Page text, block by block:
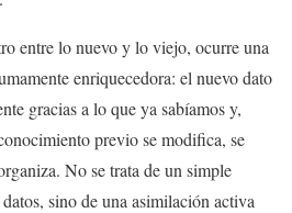
entre lo nuevo y lo viejo, ocurre una
enriquecedora: el nuevo dato
gracias a lo que ya sabíamos y,
previo se modifica, se
No se trata de un simple
sino de una asimilación activa